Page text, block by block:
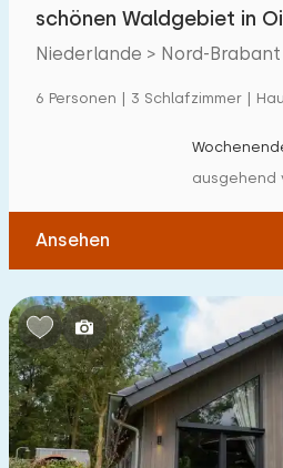
schönen Waldgebiet in
Niederlande > Nord-
6 Personen | 3 Schlafzimmer |
ausgehend
Ansehen